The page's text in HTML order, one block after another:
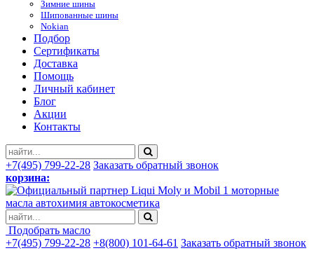
Зимние шины
Шипованные шины
Nokian
Подбор
Сертификаты
Доставка
Помощь
Личный кабинет
Блог
Акции
Контакты
+7(495) 799-22-28 Заказать обратный звонок
корзина:
моторные
масла автохимия автокосметика
Подобрать масло
+7(495) 799-22-28 +8(800) 101-64-61 Заказать обратный звонок